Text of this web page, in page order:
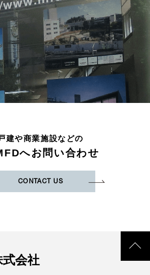
建や商業施設などの
へお問い合わせ
CONTACT US
会社